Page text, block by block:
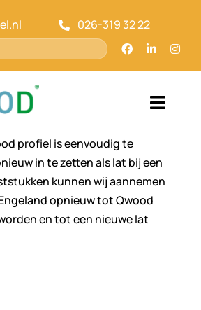
026-319 32 22
profiel is eenvoudig te
in te zetten als lat bij een
kunnen wij aannemen
opnieuw tot Qwood
en tot een nieuwe lat